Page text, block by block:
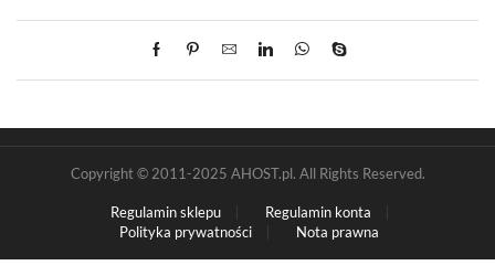
Copyright © 2011-2025 AHOST.pl. All Rights Reserved.
Regulamin sklepu
Regulamin konta
Polityka prywatności
Nota prawna